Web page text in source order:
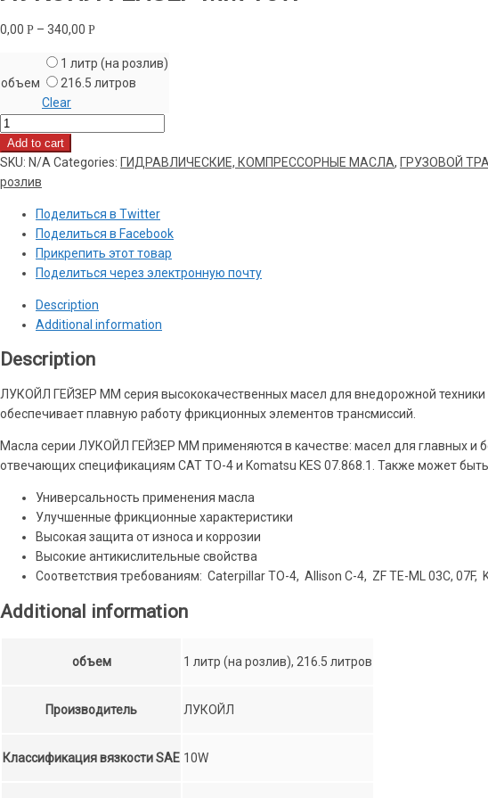
0,00 Р – 340,00 Р
объем
1 литр (на розлив)
216.5 литров
Clear
ЛУКОЙЛ
ГЕЙЗЕР
ММ
10W
Add to cart
SKU: N/A Categories: ГИДРАВЛИЧЕСКИЕ, КОМПРЕССОРНЫЕ МАСЛА, ГРУЗОВОЙ
розлив
Поделиться в Twitter
Поделиться в Facebook
Прикрепить этот товар
Поделиться через электронную почту
Description
Additional information
Description
ЛУКОЙЛ ГЕЙЗЕР ММ серия высококачественных масел для внедорожной
обеспечивает плавную работу фрикционных элементов трансмиссий.
Масла серии ЛУКОЙЛ ГЕЙЗЕР ММ применяются в качестве: масел для главных и
отвечающих спецификациям CAT TO-4 и Komatsu KES 07.868.1. Также может
Универсальность применения масла
Улучшенные фрикционные характеристики
Высокая защита от износа и коррозии
Высокие антикислительные свойства
Соответствия требованиям: Caterpillar TO-4, Allison C-4, ZF TE-ML 03C, 07F,
Additional information
объем 1 литр (на розлив), 216.5 литров
Производитель ЛУКОЙЛ
Классификация вязкости SAE 10W